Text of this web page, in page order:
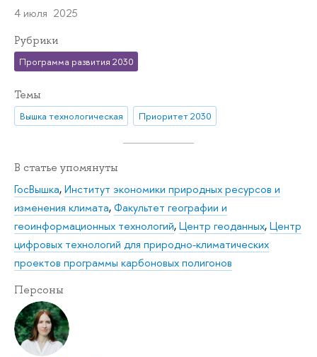
4 июля 2025
Рубрики
Программа развития 2030
Темы
Вышка технологическая Приоритет 2030
В статье упомянуты
ГосВышка,Институт экономики природных ресурсов и
изменения климата,Факультет географии и
геоинформационных технологий,Центр геоданных,Центр
цифровых технологий для природно-климатических
проектов программы карбоновых полигонов
Персоны